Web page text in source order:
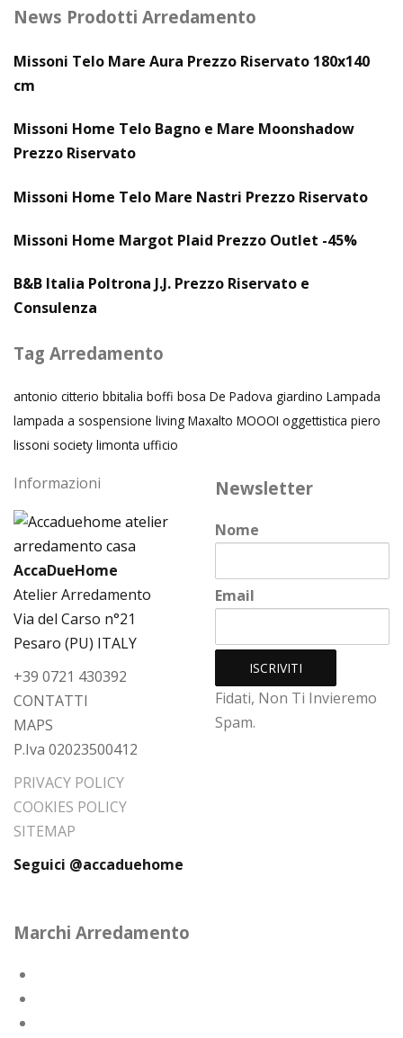
News Prodotti Arredamento
Missoni Telo Mare Aura Prezzo Riservato 180x140
cm
Missoni Home Telo Bagno e Mare Moonshadow
Prezzo Riservato
Missoni Home Telo Mare Nastri Prezzo Riservato
Missoni Home Margot Plaid Prezzo Outlet -45%
B&B Italia Poltrona J.J. Prezzo Riservato e
Consulenza
Tag Arredamento
antonio citterio bbitalia boffi bosa De Padova giardino Lampada
lampada a sospensione living Maxalto MOOOI oggettistica piero
lissoni society limonta ufficio
Informazioni
AccaDueHome
Atelier Arredamento
Via del Carso n°21
Pesaro (PU) ITALY
+39 0721 430392
CONTATTI
MAPS
P.Iva 02023500412
PRIVACY POLICY
COOKIES POLICY
SITEMAP
Seguici @accaduehome
Newsletter
Nome
Email
Fidati, Non Ti Invieremo
Spam.
Marchi Arredamento